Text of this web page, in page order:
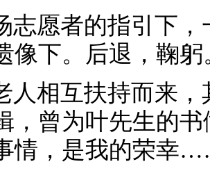
志愿者的指引下
像下。后退，鞠
人相互扶持而来
，曾为叶先生的
情，是我的荣幸